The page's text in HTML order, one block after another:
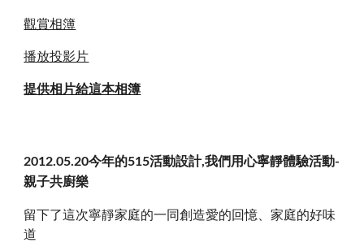
觀賞相簿
播放投影片
提供相片給這本相簿
2012.05.20今年的515活動設計,我們用心寧靜體驗活動-
親子共廚樂
留下了這次寧靜家庭的一同創造愛的回憶、家庭的好味
道